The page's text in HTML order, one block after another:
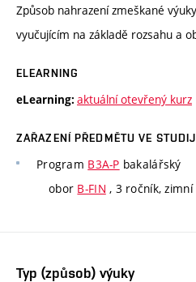
Způsob nahrazení zmeškané
vyučujícím na základě rozsahu a
ELEARNING
eLearning: aktuální otevřený kurz
ZAŘAZENÍ PŘEDMĚTU VE
Program B3A-P bakalářský
obor B-FIN , 3 ročník,
Typ (způsob) výuky